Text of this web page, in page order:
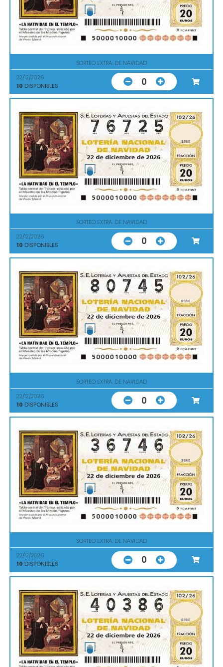
SORTEO EXTRA. DE NAVIDAD
22/12/2026
10 DISPONIBLES 0
SORTEO EXTRA. DE NAVIDAD
22/12/2026
10 DISPONIBLES 0
SORTEO EXTRA. DE NAVIDAD
22/12/2026
10 DISPONIBLES 0
SORTEO EXTRA. DE NAVIDAD
22/12/2026
10 DISPONIBLES 0